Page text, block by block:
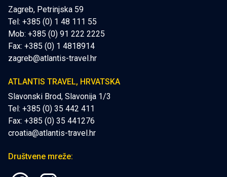
Zagreb, Petrinjska 59
Tel: +385 (0) 1 48 111 55
Mob: +385 (0) 91 222 2225
Fax: +385 (0) 1 4818914
zagreb@atlantis-travel.hr
ATLANTIS TRAVEL, HRVATSKA
Slavonski Brod, Slavonija 1/3
Tel: +385 (0) 35 442 411
Fax: +385 (0) 35 441276
croatia@atlantis-travel.hr
Društvene mreže: